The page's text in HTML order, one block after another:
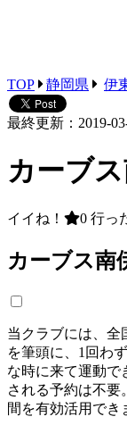
TOP 静岡県 伊
最終更新：2019-
カーブ
イイね！ 0 行っ
カーブス南
当クラブには、全
を筆頭に、1回わ
な時に来て運動で
される予約は不要
間を有効活用でき